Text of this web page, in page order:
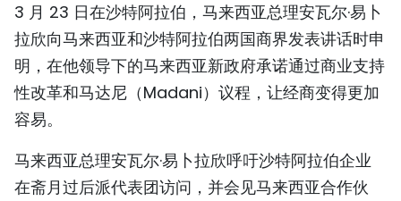
体育
国际
友谊桥梁
3 月 23 日在沙特阿拉伯，马来西亚总理安瓦尔·易卜
拉欣向马来西亚和沙特阿拉伯两国商界发表讲话时申
明，在他领导下的马来西亚新政府承诺通过商业支持
性改革和马达尼（Madani）议程，让经商变得更加
容易。
马来西亚总理安瓦尔·易卜拉欣呼吁沙特阿拉伯企业
在斋月过后派代表团访问，并会见马来西亚合作伙